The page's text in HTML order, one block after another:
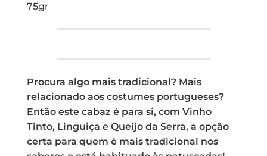
75gr
Procura algo mais tradicional? Mais
relacionado aos costumes portugueses?
Então este cabaz é para si, com Vinho
Tinto, Linguiça e Queijo da Serra, a opção
certa para quem é mais tradicional nos